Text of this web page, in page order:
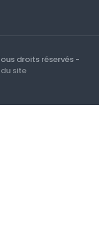
droits réservés -
site